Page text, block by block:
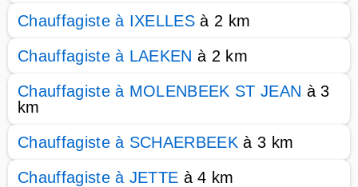
Chauffagiste à IXELLES à 2 km
Chauffagiste à LAEKEN à 2 km
Chauffagiste à MOLENBEEK ST JEAN à 3
km
Chauffagiste à SCHAERBEEK à 3 km
Chauffagiste à JETTE à 4 km